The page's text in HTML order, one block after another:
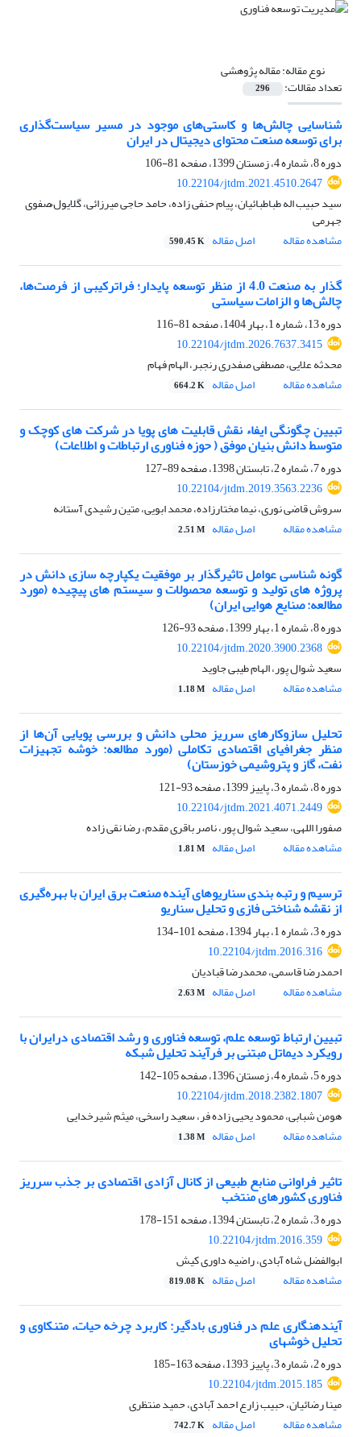
نوع مقاله:مقاله پژوهشی
تعداد مقالات: 296
شناسایی چالش‌ها و کاستی‌های موجود در مسیر سیاست‌گذاری
برای توسعه صنعت محتوای دیجیتال در ایران
دوره 8، شماره 4، زمستان 1399، صفحه
81-106
10.22104/jtdm.2021.4510.2647
سید حبیب اله طباطبائیان، پیام حنفی زاده، حامد حاجی میرزائی، گلایول ٌصفوی
جهرمی
مشاهده مقاله
اصل مقاله 590.45 K
گذار به صنعت 4.0 از منظر توسعه پایدار؛ فراترکیبی از فرصت‌ها،
چالش‌ها و الزامات سیاستی
دوره 13، شماره 1، بهار 1404، صفحه
81-116
10.22104/jtdm.2026.7637.3415
محدثه علایی، مصطفی صفدری رنجبر، الهام فهام
مشاهده مقاله
اصل مقاله 664.2 K
تبیین چگونگی ایفاء نقش قابلیت های پویا در شرکت های کوچک و
متوسط دانش بنیان موفق ( حوزه فناوری ارتباطات و اطلاعات)
دوره 7، شماره 2، تابستان 1398، صفحه
89-127
10.22104/jtdm.2019.3563.2236
سروش قاضی نوری، نیما مختارزاده، محمد ابویی، متین رشیدی آستانه
مشاهده مقاله
اصل مقاله 2.51 M
گونه شناسی عوامل تاثیرگذار بر موفقیت یکپارچه سازی دانش در
پروژه های تولید و توسعه محصولات و سیستم های پیچیده (مورد
مطالعه: صنایع هوایی ایران)
دوره 8، شماره 1، بهار 1399، صفحه
93-126
10.22104/jtdm.2020.3900.2368
سعید شوال پور، الهام طیبی جاوید
مشاهده مقاله
اصل مقاله 1.18 M
تحلیل سازوکارهای سرریز محلی دانش و بررسی پویایی آن‌ها از
منظر جغرافیای اقتصادی تکاملی (مورد مطالعه: خوشه تجهیزات
نفت، گاز و پتروشیمی خوزستان)
دوره 8، شماره 3، پاییز 1399، صفحه
93-121
10.22104/jtdm.2021.4071.2449
صفورا اللهی، سعید شوال پور، ناصر باقری مقدم، رضا نقی زاده
مشاهده مقاله
اصل مقاله 1.81 M
ترسیم و رتبه بندی سناریوهای آینده صنعت برق ایران با بهره‌گیری
از نقشه شناختی فازی و تحلیل سناریو
دوره 3، شماره 1، بهار 1394، صفحه
101-134
10.22104/jtdm.2016.316
احمدرضا قاسمی، محمدرضا قبادیان
مشاهده مقاله
اصل مقاله 2.63 M
تبیین ارتباط توسعه علم، توسعه فناوری و رشد اقتصادی درایران با
رویکرد دیماتل مبتنی بر فرآیند تحلیل شبکه
دوره 5، شماره 4، زمستان 1396، صفحه
105-142
10.22104/jtdm.2018.2382.1807
هومن شبابی، محمود یحیی زاده فر، سعید راسخی، میثم شیرخدایی
مشاهده مقاله
اصل مقاله 1.38 M
تاثیر فراوانی منابع طبیعی از کانال آزادی اقتصادی بر جذب سرریز
فناوری کشورهای منتخب
دوره 3، شماره 2، تابستان 1394، صفحه
151-178
10.22104/jtdm.2016.359
ابوالفضل شاه آبادی، راضیه داوری کیش
مشاهده مقاله
اصل مقاله 819.08 K
آینده‎نگاری علم در فناوری بادگیر: کاربرد چرخه حیات، متن‎کاوی و
تحلیل خوشه‎ای
دوره 2، شماره 3، پاییز 1393، صفحه
163-185
10.22104/jtdm.2015.185
مینا رضائیان، حبیب زارع احمد آبادی، حمید منتظری
مشاهده مقاله
اصل مقاله 742.7 K